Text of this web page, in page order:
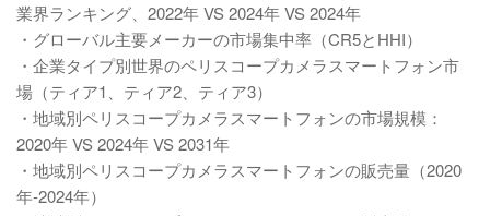
業界ランキング、2022年 VS 2024年 VS 2024年
・グローバル主要メーカーの市場集中率（CR5とHHI）
・企業タイプ別世界のペリスコープカメラスマートフォン市
場（ティア1、ティア2、ティア3）
・地域別ペリスコープカメラスマートフォンの市場規模：
2020年 VS 2024年 VS 2031年
・地域別ペリスコープカメラスマートフォンの販売量（2020
年-2024年）